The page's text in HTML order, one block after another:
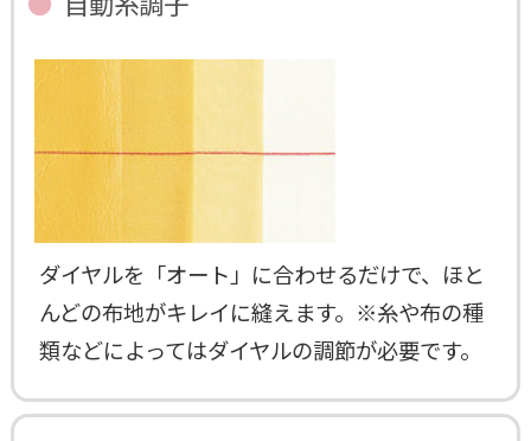
ダイヤルを「オート」に合わせるだけで、ほと
んどの布地がキレイに縫えます。※糸や布の種
類などによってはダイヤルの調節が必要です。